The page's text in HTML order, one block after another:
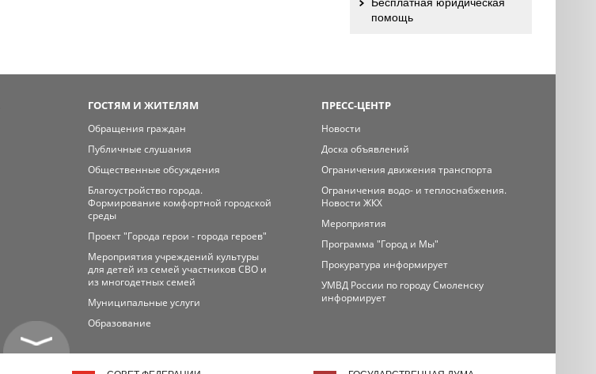
помощь
ГОСТЯМ И ЖИТЕЛЯМ
Обращения граждан
Публичные слушания
Общественные обсуждения
Благоустройство города.
Формирование комфортной городской
среды
Проект "Города герои - города героев"
Мероприятия учреждений культуры
для детей из семей участников СВО и
из многодетных семей
Муниципальные услуги
Образование
ПРЕСС-ЦЕНТР
Новости
Доска объявлений
Ограничения движения транспорта
Ограничения водо- и теплоснабжения.
Новости ЖКХ
Мероприятия
Программа "Город и Мы"
Прокуратура информирует
УМВД России по городу Смоленску
информирует